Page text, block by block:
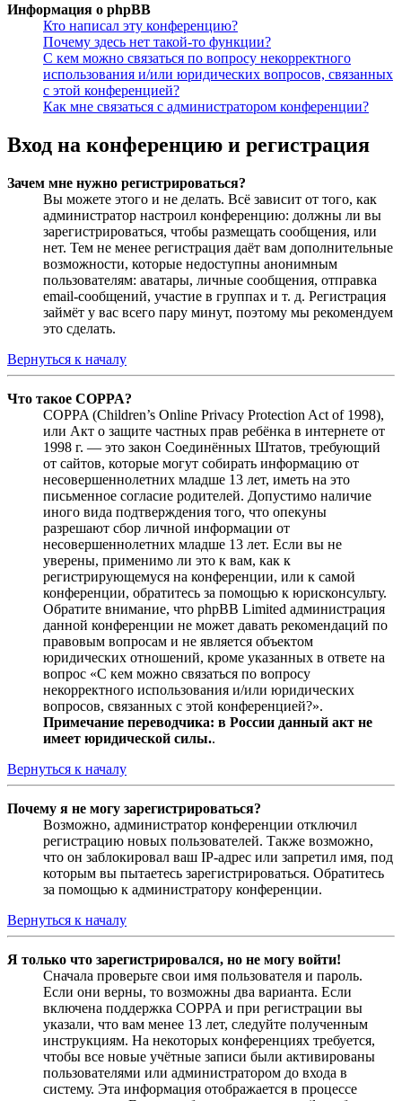
Информация о phpBB
Кто написал эту конференцию?
Почему здесь нет такой-то функции?
С кем можно связаться по вопросу некорректного
использования и/или юридических вопросов, связанных
с этой конференцией?
Как мне связаться с администратором конференции?
Вход на конференцию и регистрация
Зачем мне нужно регистрироваться?
Вы можете этого и не делать. Всё зависит от того, как
администратор настроил конференцию: должны ли вы
зарегистрироваться, чтобы размещать сообщения, или
нет. Тем не менее регистрация даёт вам дополнительные
возможности, которые недоступны анонимным
пользователям: аватары, личные сообщения, отправка
email-сообщений, участие в группах и т. д. Регистрация
займёт у вас всего пару минут, поэтому мы рекомендуем
это сделать.
Вернуться к началу
Что такое COPPA?
COPPA (Children’s Online Privacy Protection Act of 1998),
или Акт о защите частных прав ребёнка в интернете от
1998 г. — это закон Соединённых Штатов, требующий
от сайтов, которые могут собирать информацию от
несовершеннолетних младше 13 лет, иметь на это
письменное согласие родителей. Допустимо наличие
иного вида подтверждения того, что опекуны
разрешают сбор личной информации от
несовершеннолетних младше 13 лет. Если вы не
уверены, применимо ли это к вам, как к
регистрирующемуся на конференции, или к самой
конференции, обратитесь за помощью к юрисконсульту.
Обратите внимание, что phpBB Limited администрация
данной конференции не может давать рекомендаций по
правовым вопросам и не является объектом
юридических отношений, кроме указанных в ответе на
вопрос «С кем можно связаться по вопросу
некорректного использования и/или юридических
вопросов, связанных с этой конференцией?».
Примечание переводчика: в России данный акт не
имеет юридической силы..
Вернуться к началу
Почему я не могу зарегистрироваться?
Возможно, администратор конференции отключил
регистрацию новых пользователей. Также возможно,
что он заблокировал ваш IP-адрес или запретил имя, под
которым вы пытаетесь зарегистрироваться. Обратитесь
за помощью к администратору конференции.
Вернуться к началу
Я только что зарегистрировался, но не могу войти!
Сначала проверьте свои имя пользователя и пароль.
Если они верны, то возможны два варианта. Если
включена поддержка COPPA и при регистрации вы
указали, что вам менее 13 лет, следуйте полученным
инструкциям. На некоторых конференциях требуется,
чтобы все новые учётные записи были активированы
пользователями или администратором до входа в
систему. Эта информация отображается в процессе